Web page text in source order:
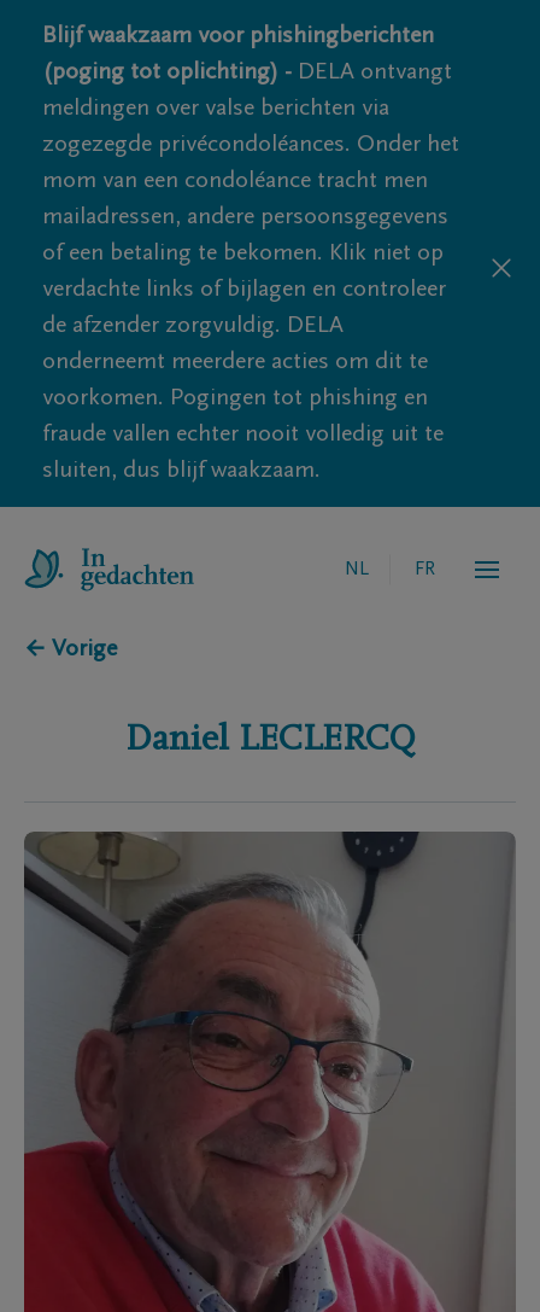
Blijf waakzaam voor phishingberichten
(poging tot oplichting) - DELA ontvangt
meldingen over valse berichten via
zogezegde privécondoléances. Onder het
mom van een condoléance tracht men
mailadressen, andere persoonsgegevens
of een betaling te bekomen. Klik niet op
verdachte links of bijlagen en controleer
de afzender zorgvuldig. DELA
onderneemt meerdere acties om dit te
voorkomen. Pogingen tot phishing en
fraude vallen echter nooit volledig uit te
sluiten, dus blijf waakzaam.
NL FR
← Vorige
Daniel LECLERCQ